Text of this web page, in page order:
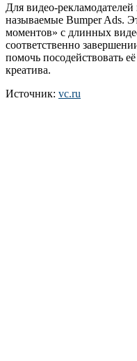
Для видео-
называемые Bumper Ads.
моментов» с длинных
соответственно
помочь посодействовать
креатива.
Источник: vc.ru